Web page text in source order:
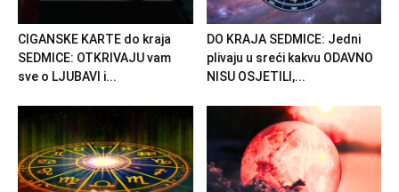
CIGANSKE KARTE do kraja
SEDMICE: OTKRIVAJU vam
sve o LJUBAVI i...
DO KRAJA SEDMICE: Jedni
plivaju u sreći kakvu ODAVNO
NISU OSJETILI,...